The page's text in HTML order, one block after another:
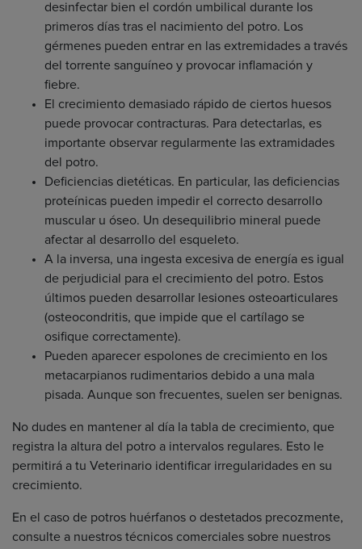
desinfectar bien el cordón umbilical durante los
primeros días tras el nacimiento del potro. Los
gérmenes pueden entrar en las extremidades a través
del torrente sanguíneo y provocar inflamación y
fiebre.
El crecimiento demasiado rápido de ciertos huesos
puede provocar contracturas. Para detectarlas, es
importante observar regularmente las extramidades
del potro.
Deficiencias dietéticas. En particular, las deficiencias
proteínicas pueden impedir el correcto desarrollo
muscular u óseo. Un desequilibrio mineral puede
afectar al desarrollo del esqueleto.
A la inversa, una ingesta excesiva de energía es igual
de perjudicial para el crecimiento del potro. Estos
últimos pueden desarrollar lesiones osteoarticulares
(osteocondritis, que impide que el cartílago se
osifique correctamente).
Pueden aparecer espolones de crecimiento en los
metacarpianos rudimentarios debido a una mala
pisada. Aunque son frecuentes, suelen ser benignas.
No dudes en mantener al día la tabla de crecimiento, que
registra la altura del potro a intervalos regulares. Esto le
permitirá a tu Veterinario identificar irregularidades en su
crecimiento.
En el caso de potros huérfanos o destetados precozmente,
consulte a nuestros técnicos comerciales sobre nuestros